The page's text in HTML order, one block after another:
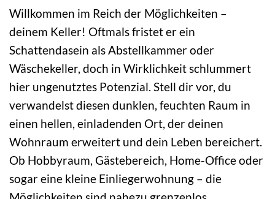
Willkommen im Reich der Möglichkeiten –
deinem Keller! Oftmals fristet er ein
Schattendasein als Abstellkammer oder
Wäschekeller, doch in Wirklichkeit schlummert
hier ungenutztes Potenzial. Stell dir vor, du
verwandelst diesen dunklen, feuchten Raum in
einen hellen, einladenden Ort, der deinen
Wohnraum erweitert und dein Leben bereichert.
Ob Hobbyraum, Gästebereich, Home-Office oder
sogar eine kleine Einliegerwohnung – die